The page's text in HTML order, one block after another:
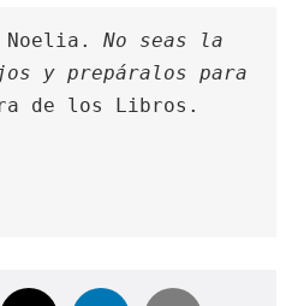
Noelia. No seas la
y prepáralos para
de los Libros.